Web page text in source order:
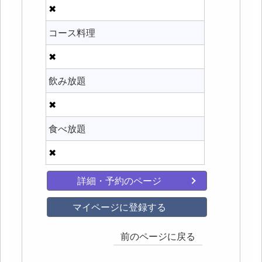
✖
コース料理
✖
飲み放題
✖
食べ放題
✖
詳細・予約のページ
マイページに登録する
前のページに戻る